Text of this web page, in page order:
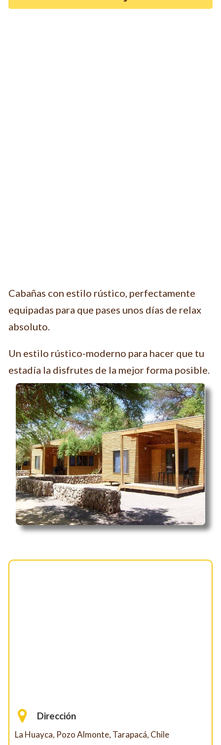
Cabañas con estilo rústico, perfectamente
equipadas para que pases unos días de relax
absoluto.
Un estilo rústico-moderno para hacer que tu
estadía la disfrutes de la mejor forma posible.
Dirección
La Huayca, Pozo Almonte, Tarapacá, Chile